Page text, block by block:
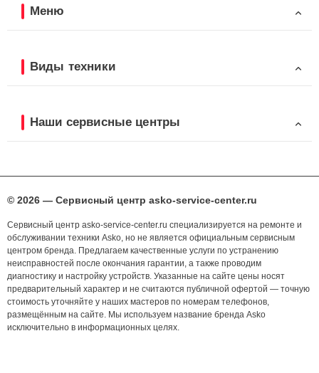
Меню
Виды техники
Наши сервисные центры
© 2026 — Сервисный центр asko-service-center.ru
Сервисный центр asko-service-center.ru специализируется на ремонте и
обслуживании техники Asko, но не является официальным сервисным
центром бренда. Предлагаем качественные услуги по устранению
неисправностей после окончания гарантии, а также проводим
диагностику и настройку устройств. Указанные на сайте цены носят
предварительный характер и не считаются публичной офертой — точную
стоимость уточняйте у наших мастеров по номерам телефонов,
размещённым на сайте. Мы используем название бренда Asko
исключительно в информационных целях.